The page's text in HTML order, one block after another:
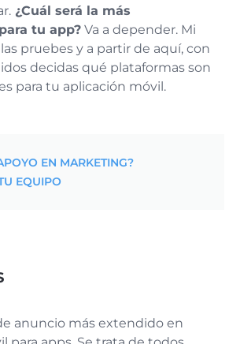
¿Cuál será la más
tu app? Va a depender. Mi
pruebes y a partir de aquí, con
decidas qué plataformas son
para tu aplicación móvil.
EN MARKETING?
EQUIPO
anuncio más extendido en